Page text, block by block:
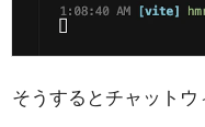
そうするとチャットウ